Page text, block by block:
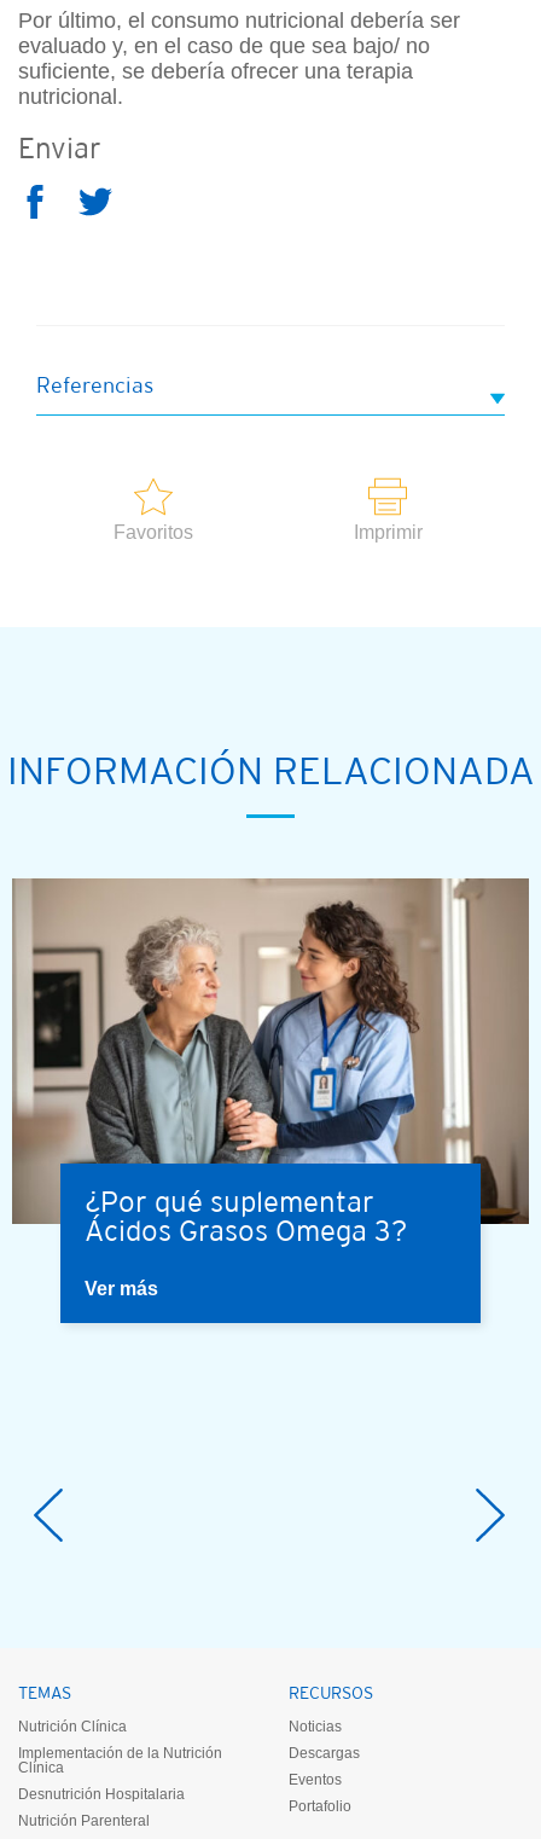
Por último, el consumo nutricional debería ser
evaluado y, en el caso de que sea bajo/ no
suficiente, se debería ofrecer una terapia
nutricional.
Enviar
Referencias
Favoritos Imprimir
INFORMACIÓN RELACIONADA
¿Por qué suplementar
Ácidos Grasos Omega 3?
Ver más
TEMAS
Nutrición Clínica
Implementación de la Nutrición
Clínica
Desnutrición Hospitalaria
Nutrición Parenteral
RECURSOS
Noticias
Descargas
Eventos
Portafolio